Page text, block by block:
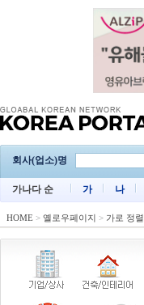
회사(업소)명
가나다 순 가 나
HOME > 옐로우페이지 > 가로 정렬